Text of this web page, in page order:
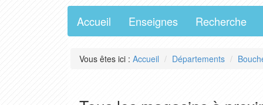
Accueil Enseignes Recherche
Vous êtes ici : Accueil Départements